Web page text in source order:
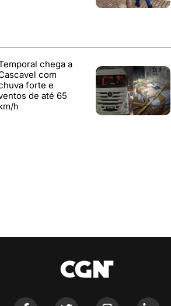
chega a
com
forte e
de até 65
h